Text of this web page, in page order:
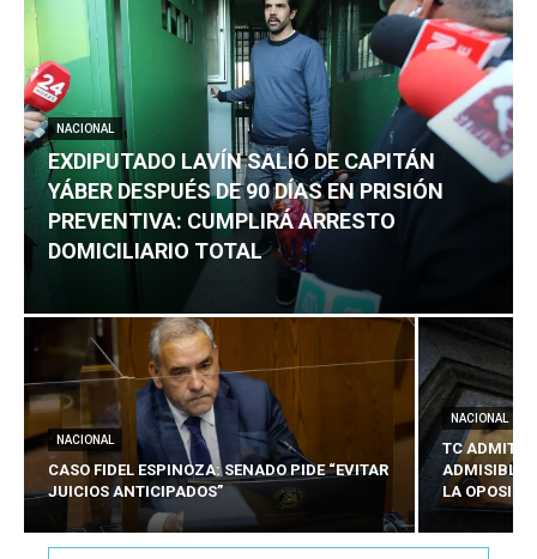
NACIONAL
EXDIPUTADO LAVÍN SALIÓ DE CAPITÁN
YÁBER DESPUÉS DE 90 DÍAS EN PRISIÓN
PREVENTIVA: CUMPLIRÁ ARRESTO
DOMICILIARIO TOTAL
NACIONAL
CASO FIDEL ESPINOZA: SENADO PIDE “EVITAR
JUICIOS ANTICIPADOS”
NACIONAL
TC ADMITE
ADMISIBLES
LA